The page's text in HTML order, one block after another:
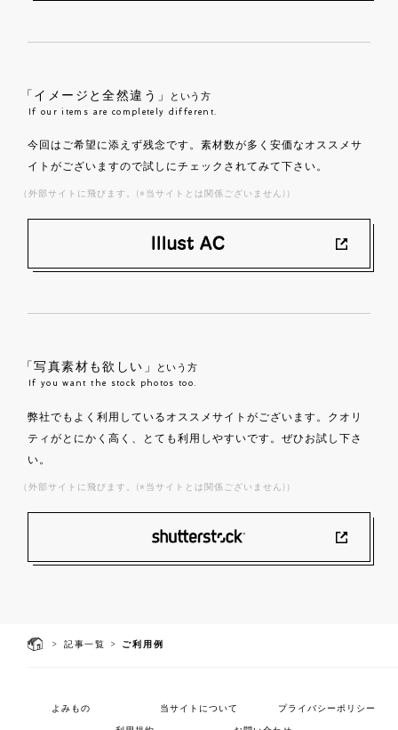
「イメージと全然違う」 という方
If our items are completely different.
今回はご希望に添えず残念です。素材数が多く安価なオススメサ
イトがございますので試しにチェックされてみて下さい。
（外部サイトに飛びます。(※当サイトとは関係ございません)）
「写真素材も欲しい」 という方
If you want the stock photos too.
弊社でもよく利用しているオススメサイトがございます。クオリ
ティがとにかく高く、とても利用しやすいです。ぜひお試し下さ
い。
（外部サイトに飛びます。(※当サイトとは関係ございません)）
> 記事一覧 > ご利用例
よみもの 当サイトについて プライバシーポリシー